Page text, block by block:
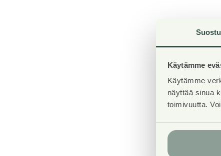
Käytämme
Käytämme
näyttää sinua
toimivuutta.